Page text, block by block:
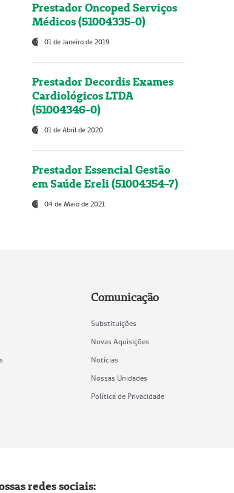
Prestador Oncoped Serviços
Médicos (51004335-0)
01 de Janeiro de 2019
Prestador Decordis Exames
Cardiológicos LTDA
(51004346-0)
01 de Abril de 2020
Prestador Essencial Gestão
em Saúde Ereli (51004354-7)
04 de Maio de 2021
Comunicação
Substituições
Novas Aquisições
Notícias
Nossas Unidades
Política de Privacidade
redes sociais: